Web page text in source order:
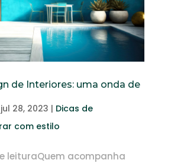
de Interiores: uma onda de
jul 28, 2023 | Dicas de
com estilo
leituraQuem acompanha